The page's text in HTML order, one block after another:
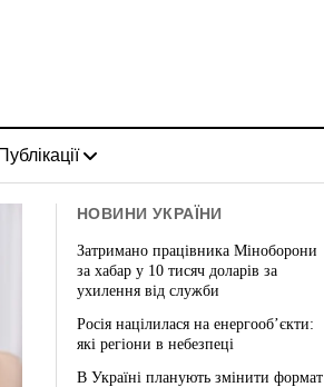
НОВИНИ УКРАЇНИ
Затримано працівника Міноборони
за хабар у 10 тисяч доларів за
ухилення від служби
Росія націлилася на енергооб’єкти:
які регіони в небезпеці
В Україні планують змінити формат